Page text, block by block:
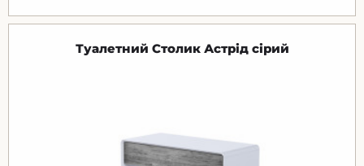
Туалетний Столик Астрід сірий